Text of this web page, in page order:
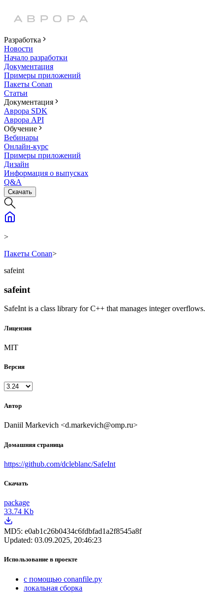
Разработка
Новости
Начало разработки
Документация
Примеры приложений
Пакеты Conan
Статьи
Документация
Аврора SDK
Аврора API
Обучение
Вебинары
Онлайн-курс
Примеры приложений
Дизайн
Информация о выпусках
Q&A
Скачать
>
Пакеты Conan>
safeint
safeint
SafeInt is a class library for C++ that manages integer overflows.
Лицензия
MIT
Версия
Автор
Daniil Markevich <d.markevich@omp.ru>
Домашняя страница
https://github.com/dcleblanc/SafeInt
Скачать
package
33.74 Kb
MD5: e0ab1c26b0434c6fdbfad1a2f8545a8f
Updated: 03.09.2025, 20:46:23
Использование в проекте
с помощью conanfile.py
локальная сборка